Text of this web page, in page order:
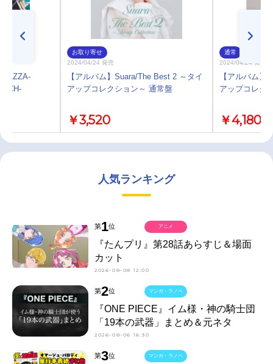
お取り寄せ
2024/04/24 発売
【アルバム】Suara/The Best 2 ～タイ
アップコレクション～ 通常盤
￥3,520
通常
2024/04/24 発売
【アルバム】
アップコレク
￥4,180
人気ランキング
第1位
『たんプリ』第28話あらすじ＆場面
カット
2026-08-08 12:00
アニメ
第2位
『ONE PIECE』イム様・神の騎士団
「19本の武器」まとめ＆元ネタ
2026-08-06 16:30
マンガ・ラノベ
第3位 マンガ・ラノベ